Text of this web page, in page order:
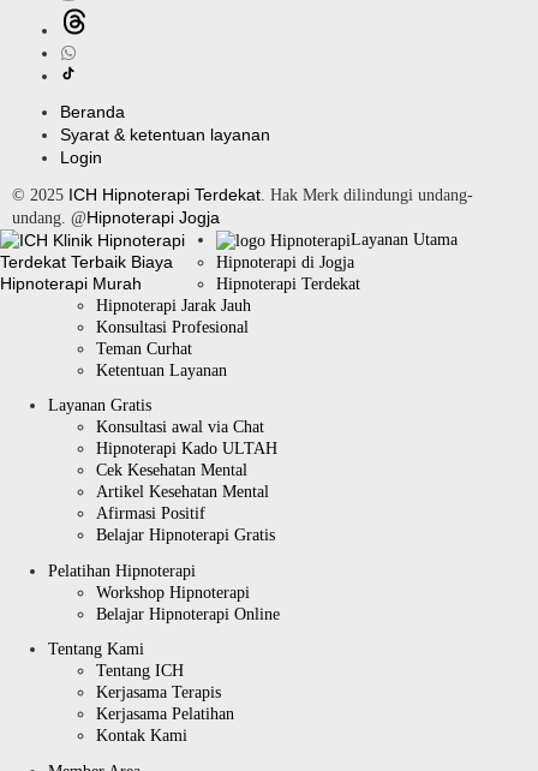
Beranda
Syarat & ketentuan layanan
Login
© 2025 ICH Hipnoterapi Terdekat . Hak Merk dilindungi undang-
undang. @Hipnoterapi Jogja
Layanan Utama
Hipnoterapi di Jogja
Hipnoterapi Terdekat
Hipnoterapi Jarak Jauh
Konsultasi Profesional
Teman Curhat
Ketentuan Layanan
Layanan Gratis
Konsultasi awal via Chat
Hipnoterapi Kado ULTAH
Cek Kesehatan Mental
Artikel Kesehatan Mental
Afirmasi Positif
Belajar Hipnoterapi Gratis
Pelatihan Hipnoterapi
Workshop Hipnoterapi
Belajar Hipnoterapi Online
Tentang Kami
Tentang ICH
Kerjasama Terapis
Kerjasama Pelatihan
Kontak Kami